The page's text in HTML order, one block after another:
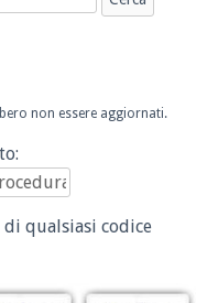
non essere aggiornati.
qualsiasi codice